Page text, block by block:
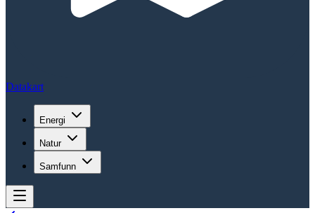
Datakart
Energi
Natur
Samfunn